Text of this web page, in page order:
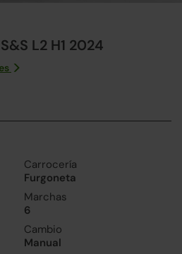
L2 H1 2024
Carrocería
Furgoneta
Marchas
6
Cambio
Manual